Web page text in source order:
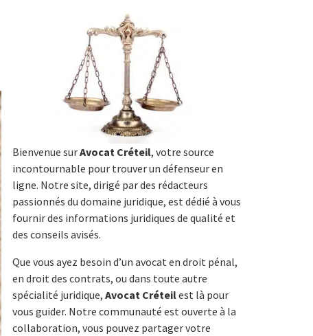
Bienvenue surAvocat Créteil, votre source
incontournable pour trouver un défenseur en
ligne. Notre site, dirigé par des rédacteurs
passionnés du domaine juridique, est dédié à vous
fournir des informations juridiques de qualité et
des conseils avisés.
Que vous ayez besoin d’un avocat en droit pénal,
en droit des contrats, ou dans toute autre
spécialité juridique, Avocat Créteilest là pour
vous guider. Notre communauté est ouverte à la
collaboration, vous pouvez partager votre